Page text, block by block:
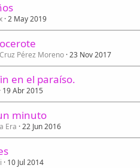
2 May 2019
Pérez Moreno 23 Nov 2017
en el paraíso.
19 Abr 2015
minuto
Era 22 Jun 2016
10 Jul 2014